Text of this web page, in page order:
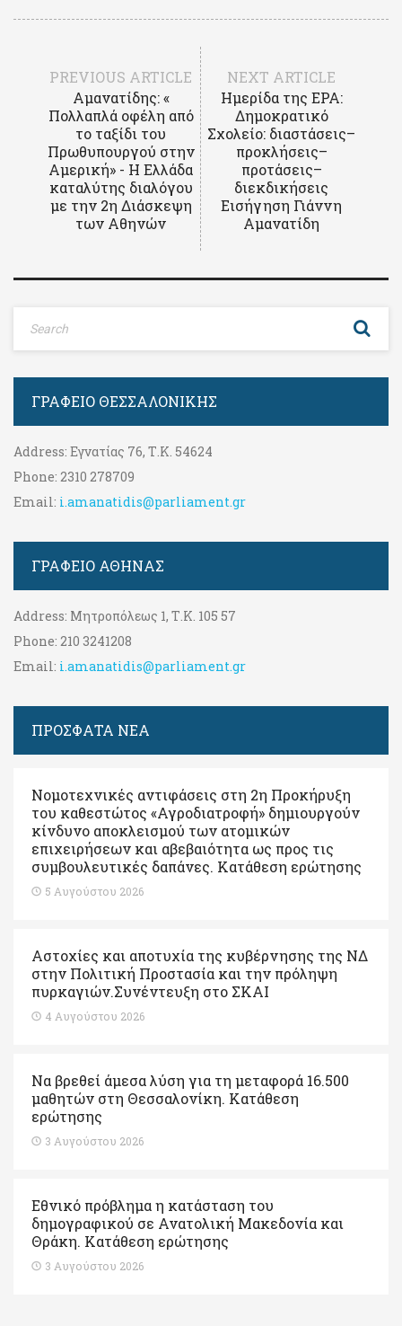
PREVIOUS ARTICLE
Αμανατίδης: «
Πολλαπλά οφέλη από
το ταξίδι του
Πρωθυπουργού στην
Αμερική» - Η Ελλάδα
καταλύτης διαλόγου
με την 2η Διάσκεψη
των Αθηνών
NEXT ARTICLE
Ημερίδα της ΕΡΑ:
Δημοκρατικό
Σχολείο: διαστάσεις–
προκλήσεις–
προτάσεις–
διεκδικήσεις
Εισήγηση Γιάννη
Αμανατίδη
ΓΡΑΦΕΊΟ ΘΕΣΣΑΛΟΝΊΚΗΣ
Address: Εγνατίας 76, Τ.Κ. 54624
Phone: 2310 278709
Email: i.amanatidis@parliament.gr
ΓΡΑΦΕΊΟ ΑΘΉΝΑΣ
Address: Μητροπόλεως 1, Τ.Κ. 105 57
Phone: 210 3241208
Email: i.amanatidis@parliament.gr
ΠΡΟΣΦΑΤΑ ΝΕΑ
Νομοτεχνικές αντιφάσεις στη 2η Προκήρυξη
του καθεστώτος «Αγροδιατροφή» δημιουργούν
κίνδυνο αποκλεισμού των ατομικών
επιχειρήσεων και αβεβαιότητα ως προς τις
συμβουλευτικές δαπάνες. Κατάθεση ερώτησης
5 Αυγούστου 2026
Αστοχίες και αποτυχία της κυβέρνησης της ΝΔ
στην Πολιτική Προστασία και την πρόληψη
πυρκαγιών.Συνέντευξη στο ΣΚΑΙ
4 Αυγούστου 2026
Να βρεθεί άμεσα λύση για τη μεταφορά 16.500
μαθητών στη Θεσσαλονίκη. Κατάθεση
ερώτησης
3 Αυγούστου 2026
Εθνικό πρόβλημα η κατάσταση του
δημογραφικού σε Ανατολική Μακεδονία και
Θράκη. Κατάθεση ερώτησης
3 Αυγούστου 2026